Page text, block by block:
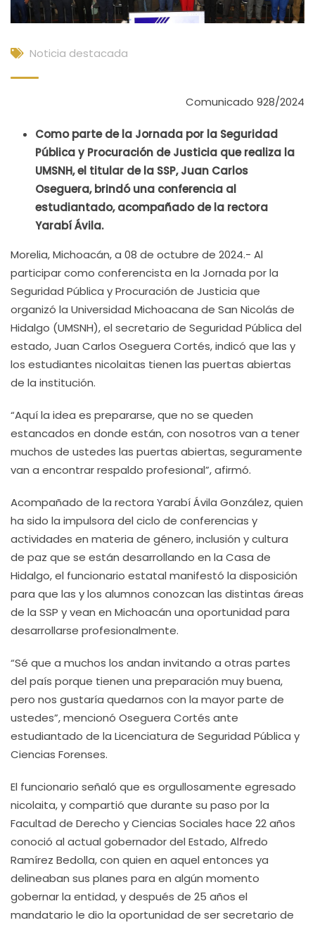
Noticia destacada
Comunicado 928/2024
Como parte de la Jornada por la Seguridad
Pública y Procuración de Justicia que realiza la
UMSNH, el titular de la SSP, Juan Carlos
Oseguera, brindó una conferencia al
estudiantado, acompañado de la rectora
Yarabí Ávila.
Morelia, Michoacán, a 08 de octubre de 2024.- Al
participar como conferencista en la Jornada por la
Seguridad Pública y Procuración de Justicia que
organizó la Universidad Michoacana de San Nicolás de
Hidalgo (UMSNH), el secretario de Seguridad Pública del
estado, Juan Carlos Oseguera Cortés, indicó que las y
los estudiantes nicolaitas tienen las puertas abiertas
de la institución.
“Aquí la idea es prepararse, que no se queden
estancados en donde están, con nosotros van a tener
muchos de ustedes las puertas abiertas, seguramente
van a encontrar respaldo profesional”, afirmó.
Acompañado de la rectora Yarabí Ávila González, quien
ha sido la impulsora del ciclo de conferencias y
actividades en materia de género, inclusión y cultura
de paz que se están desarrollando en la Casa de
Hidalgo, el funcionario estatal manifestó la disposición
para que las y los alumnos conozcan las distintas áreas
de la SSP y vean en Michoacán una oportunidad para
desarrollarse profesionalmente.
“Sé que a muchos los andan invitando a otras partes
del país porque tienen una preparación muy buena,
pero nos gustaría quedarnos con la mayor parte de
ustedes”, mencionó Oseguera Cortés ante
estudiantado de la Licenciatura de Seguridad Pública y
Ciencias Forenses.
El funcionario señaló que es orgullosamente egresado
nicolaita, y compartió que durante su paso por la
Facultad de Derecho y Ciencias Sociales hace 22 años
conoció al actual gobernador del Estado, Alfredo
Ramírez Bedolla, con quien en aquel entonces ya
delineaban sus planes para en algún momento
gobernar la entidad, y después de 25 años el
mandatario le dio la oportunidad de ser secretario de